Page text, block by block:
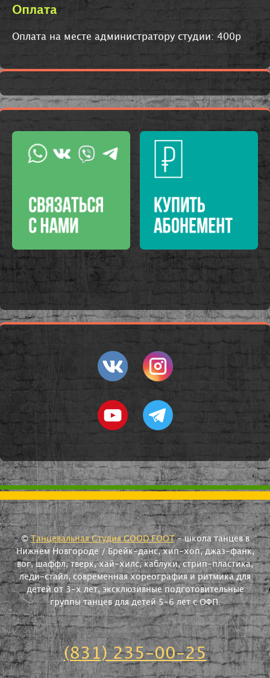
Оплата
Оплата на месте администратору студии: 400р
©Танцевальная Студия GOOD FOOT- школа танцев в
Нижнем Новгороде / Брейк-данс, хип-хоп, джаз-фанк,
вог, шаффл, тверк, хай-хилс, каблуки, стрип-пластика,
леди-стайл, современная хореография и ритмика для
детей от 3-х лет, эксклюзивные подготовительные
группы танцев для детей 5-6 лет с ОФП.
(831) 235-00-25